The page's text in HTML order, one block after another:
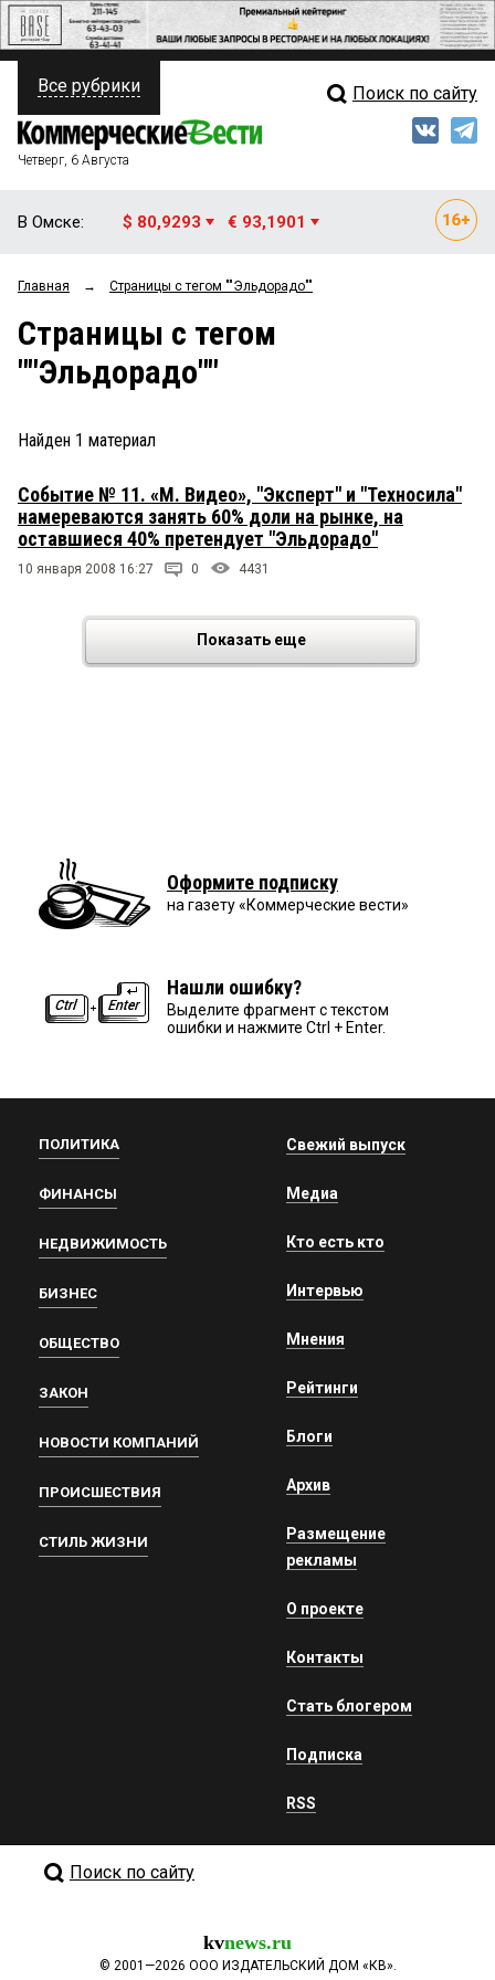
ПОЛИТИКА
ФИНАНСЫ
ОБЩЕСТВО
ЗАКОН
НОВОСТИ КОМПАНИЙ
ПРОИСШЕСТВИЯ
СТИЛЬ ЖИЗНИ
Свежий выпуск
Мнения
Все рубрики Поиск по сайту
Четверг, 6 Августа
В Омске: $ 80,9293 € 93,1901
Главная → Страницы c тегом ""Эльдорадо""
Страницы c тегом
""Эльдорадо""
Найден 1 материал
Событие № 11. «М. Видео», "Эксперт" и "Техносила"
намереваются занять 60% доли на рынке, на
оставшиеся 40% претендует "Эльдорадо"
10 января 2008 16:27 0 4431
Показать еще
Оформите подписку
на газету «Коммерческие вести»
Нашли ошибку?
Выделите фрагмент с текстом
ошибки и нажмите Ctrl + Enter.
ПОЛИТИКА
ФИНАНСЫ
НЕДВИЖИМОСТЬ
БИЗНЕС
ОБЩЕСТВО
ЗАКОН
НОВОСТИ КОМПАНИЙ
ПРОИСШЕСТВИЯ
СТИЛЬ ЖИЗНИ
Свежий выпуск
Медиа
Кто есть кто
Интервью
Мнения
Рейтинги
Блоги
Архив
Размещение
рекламы
О проекте
Контакты
Стать блогером
Подписка
RSS
Поиск по сайту
kvnews.ru
© 2001—2026 ООО ИЗДАТЕЛЬСКИЙ ДОМ «КВ».